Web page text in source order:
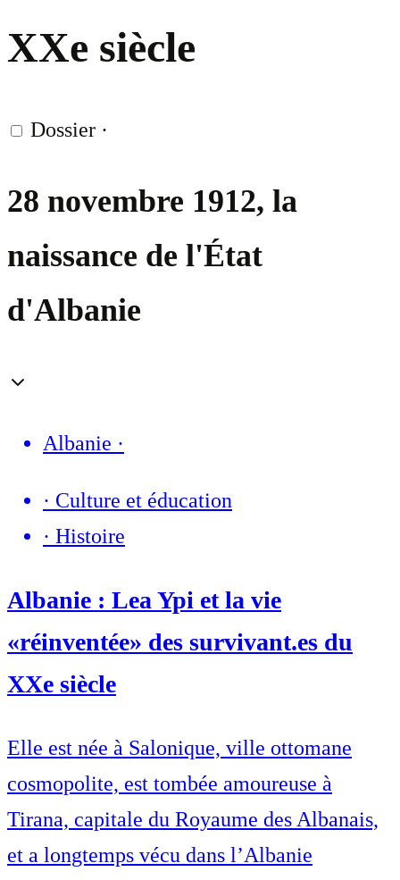
XXe siècle
Dossier ·
28 novembre 1912, la
naissance de l'État
d'Albanie
Albanie ·
· Culture et éducation
· Histoire
Albanie : Lea Ypi et la vie
«réinventée» des survivant.es du
XXe siècle
Elle est née à Salonique, ville ottomane
cosmopolite, est tombée amoureuse à
Tirana, capitale du Royaume des Albanais,
et a longtemps vécu dans l’Albanie